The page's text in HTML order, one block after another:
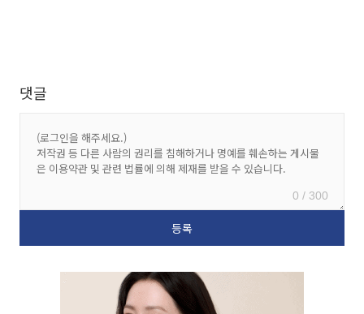
댓글
0 / 300